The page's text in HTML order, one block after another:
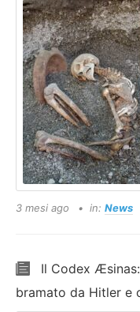
3 mesi ago in: News
Il Codex
bramato da Hitler e